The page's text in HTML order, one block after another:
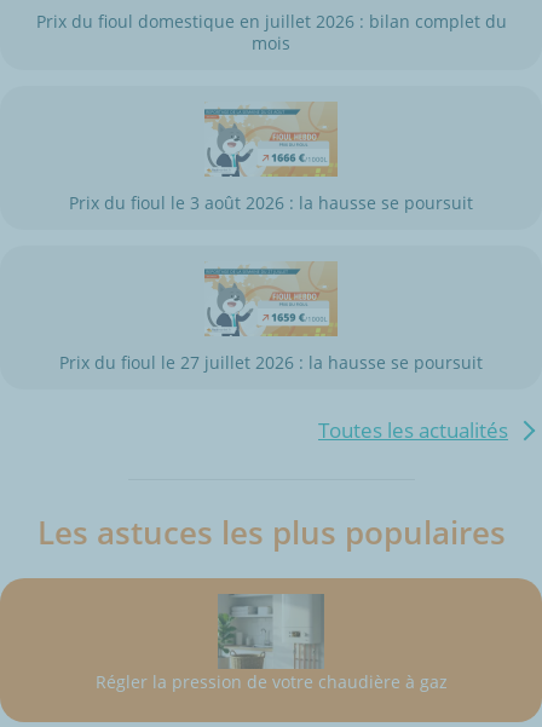
Prix du fioul domestique en juillet 2026 : bilan complet du
mois
Prix du fioul le 3 août 2026 : la hausse se poursuit
Prix du fioul le 27 juillet 2026 : la hausse se poursuit
Toutes les actualités
Les astuces les plus populaires
Régler la pression de votre chaudière à gaz